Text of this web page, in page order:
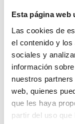
Esta página web
Las cookies de
el contenido y
sociales y
información
nuestros
web, quienes
que les haya
partir del uso
HYDROVITON®
24